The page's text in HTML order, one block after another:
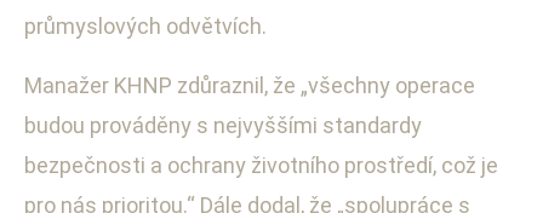
průmyslových odvětvích.
Manažer KHNP zdůraznil, že „všechny operace
budou prováděny s nejvyššími standardy
bezpečnosti a ochrany životního prostředí, což je
pro nás prioritou.“ Dále dodal, že „spolupráce s